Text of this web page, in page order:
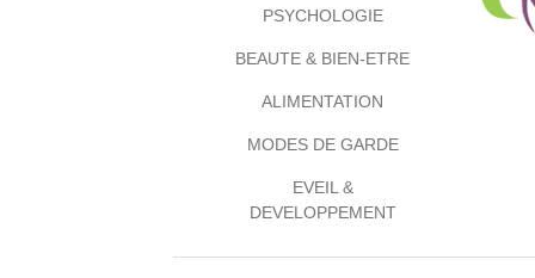
PSYCHOLOGIE
BEAUTE & BIEN-ETRE
ALIMENTATION
MODES DE GARDE
EVEIL &
DEVELOPPEMENT